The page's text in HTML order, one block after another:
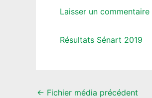
Laisser un commentaire
Résultats Sénart 2019
← Fichier média précédent